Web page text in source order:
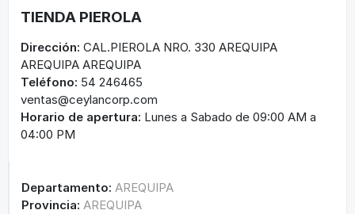
TIENDA PIEROLA
Dirección: CAL.PIEROLA NRO. 330 AREQUIPA
AREQUIPA AREQUIPA
Teléfono: 54 246465
ventas@ceylancorp.com
Horario de apertura: Lunes a Sabado de 09:00 AM a
04:00 PM
Departamento: AREQUIPA
Provincia: AREQUIPA